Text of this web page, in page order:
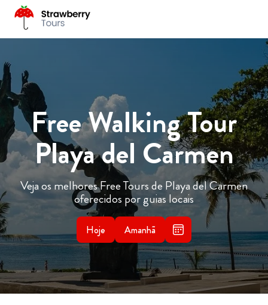
Free Walking Tour
Playa del Carmen
Veja os melhores Free Tours de Playa del Carmen
oferecidos por guias locais
Hoje Amanhã